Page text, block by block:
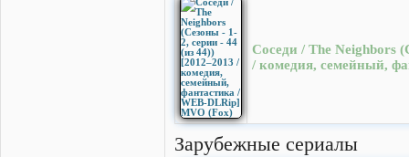
Соседи / The Neighbors
/ комедия, семейный,
Зарубежные сериалы